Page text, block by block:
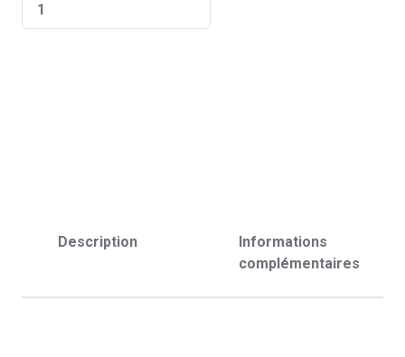
Description
Informations
complémentaires